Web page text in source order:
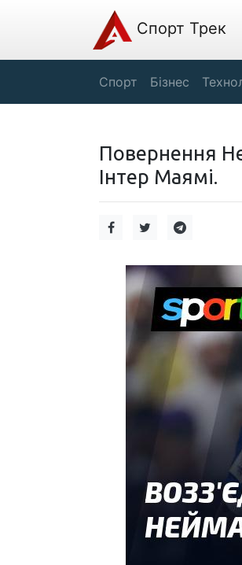
Спорт Трек
Спорт Бізнес
Повернення
Інтер Маямі.